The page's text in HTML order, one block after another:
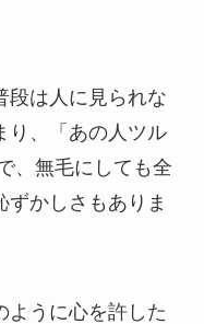
段は人に見られな
、
「あの人ツル
、無毛にしても全
ずかしさもありま
ように心を許した